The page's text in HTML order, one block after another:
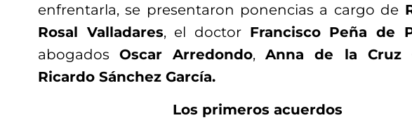
enfrentarla, se presentaron ponencias a cargo de
Rosal Valladares, el doctor Francisco Peña de
abogadosOscar Arredondo,Anna de la Cruz
Ricardo Sánchez García.
Los primeros acuerdos